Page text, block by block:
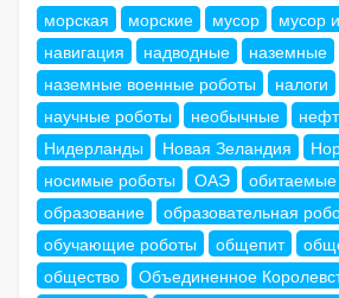
морская
морские мусор
мусор
навигация
надводные
наземные
наземные военные роботы
налоги
научные роботы
необычные
Нидерланды
Новая Зеландия
носимые роботы
ОАЭ обитаемые
образование
образовательная
обучающие роботы
общепит
общество
Объединенное